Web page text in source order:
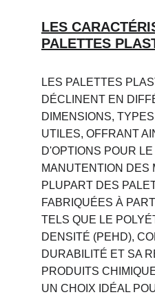
LES
PALETTES
LES PALETTES
DÉCLINENT EN
DIMENSIONS,
UTILES, OFFRANT
D'OPTIONS POUR
MANUTENTION DES
PLUPART DES
FABRIQUÉES À
TELS QUE LE
DENSITÉ (PEHD),
DURABILITÉ ET SA
PRODUITS
UN CHOIX IDÉAL